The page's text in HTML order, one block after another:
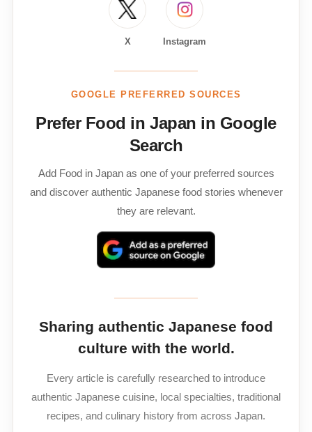
X Instagram
GOOGLE PREFERRED SOURCES
Prefer Food in Japan in Google
Search
Add Food in Japan as one of your preferred sources
and discover authentic Japanese food stories whenever
they are relevant.
Sharing authentic Japanese food
culture with the world.
Every article is carefully researched to introduce
authentic Japanese cuisine, local specialties, traditional
recipes, and culinary history from across Japan.